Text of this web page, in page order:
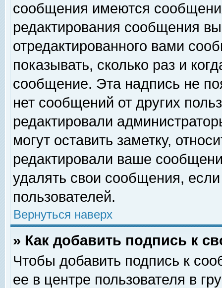
сообщения имеются
редактирования сообщения
отредактированного вами
показывать, сколько раз и
сообщение. Эта надпись не
нет сообщений от других
редактировали
могут оставить заметку,
редактировали ваше
удалять свои сообщения,
пользователей.
Вернуться наверх
» Как добавить подпись к
Чтобы добавить подпись к
ее в центре пользователя в